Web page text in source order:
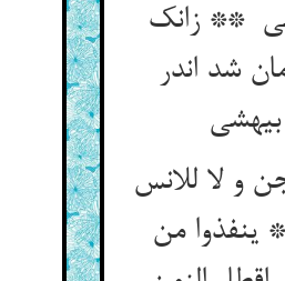
** زانک
شد اندر
بیهشی
و لا للانس
من